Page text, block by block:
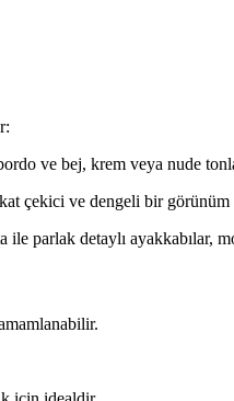
ve bej, krem veya nude
çekici ve dengeli bir görünüm
parlak detaylı ayakkabılar,